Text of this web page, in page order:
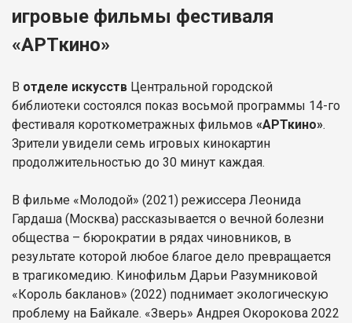
игровые фильмы фестиваля
«АРТкино»
В отделе искусств Центральной городской
библиотеки состоялся показ восьмой программы 14-го
фестиваля короткометражных фильмов «АРТкино».
Зрители увидели семь игровых кинокартин
продолжительностью до 30 минут каждая.
В фильме «Молодой» (2021) режиссера Леонида
Гардаша (Москва) рассказывается о вечной болезни
общества – бюрократии в рядах чиновников, в
результате которой любое благое дело превращается
в трагикомедию. Кинофильм Дарьи Разумниковой
«Король бакланов» (2022) поднимает экологическую
проблему на Байкале. «Зверь» Андрея Окорокова 2022